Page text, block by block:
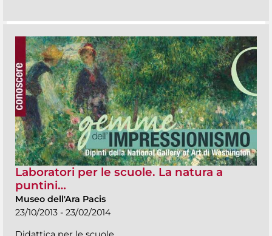
Laboratori per le scuole. La natura a
puntini…
Museo dell'Ara Pacis
23/10/2013 - 23/02/2014